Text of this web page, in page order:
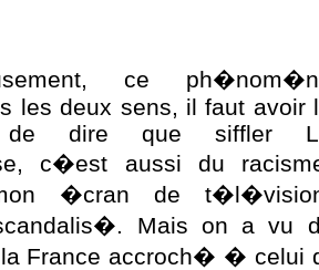
ce
les deux sens, il faut avoir
de dire que siffler
c�est aussi du
�cran de
Mais on a vu
France accroch� � celui